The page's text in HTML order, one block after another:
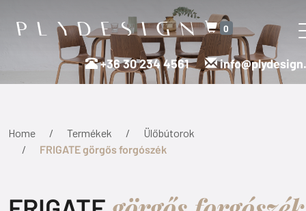
0
+36 30 234 4561
Home Termékek
Ülőbútorok
FRIGATE görgős forgószék